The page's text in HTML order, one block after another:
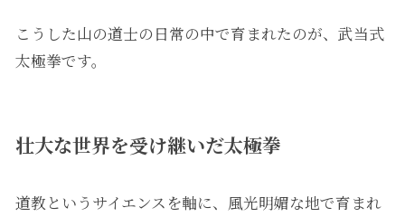
こうした山の道士の日常の中で育まれたのが、武当式
太極拳です。
壮大な世界を受け継いだ太極拳
道教というサイエンスを軸に、風光明媚な地で育まれ